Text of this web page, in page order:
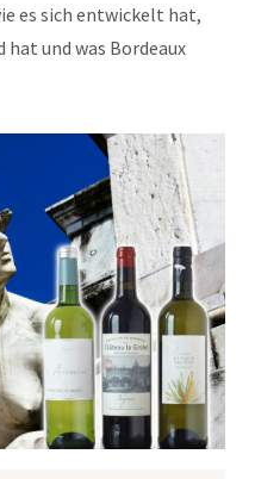
es sich entwickelt hat,
und was Bordeaux